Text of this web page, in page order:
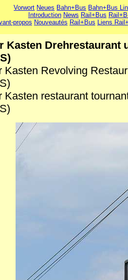
Vorwort Neues Bahn+Bus Bahn+Bus
Introduction News Rail+Bus
propos Nouveautés Rail+Bus Liens
Kasten Drehrestaurant
Kasten Revolving
Kasten restaurant